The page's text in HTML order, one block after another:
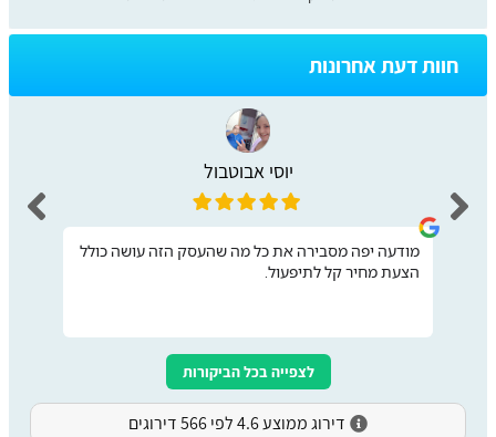
חוות דעת אחרונות
יוסי אבוטבול
מודעה יפה מסבירה את כל מה שהעסק הזה עושה כולל
הצעת מחיר קל לתיפעול.
לצפייה בכל הביקורות
דירוג ממוצע 4.6 לפי 566 דירוגים